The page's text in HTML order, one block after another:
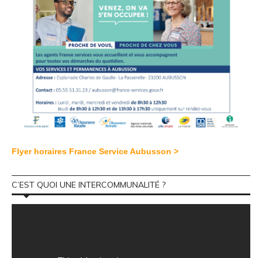
Flyer horaires France Service Aubusson >
C’EST QUOI UNE INTERCOMMUNALITÉ ?